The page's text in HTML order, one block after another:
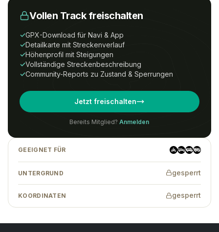
Um Zugriff auf diesen Track zu erhalten,
Access Abonnement.
Preise Anmelden Registrieren
auch ohne Abonnement auf den Track
zugreifen.
Vollen Track freischalten
✓GPX-Download für Navi & App
✓Detailkarte mit Streckenverlauf
✓Höhenprofil mit Steigungen
✓Vollständige Streckenbeschreibung
✓Community-Reports zu Zustand & Sperrungen
Jetzt freischalten
Bereits Mitglied? Anmelden
GEEIGNET FÜR
UNTERGRUND gesperrt
KOORDINATEN gesperrt